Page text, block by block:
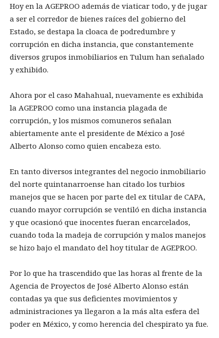
Hoy en la AGEPROO además de viaticar todo, y de jugar
a ser el corredor de bienes raíces del gobierno del
Estado, se destapa la cloaca de podredumbre y
corrupción en dicha instancia, que constantemente
diversos grupos inmobiliarios en Tulum han señalado
y exhibido.
Ahora por el caso Mahahual, nuevamente es exhibida
la AGEPROO como una instancia plagada de
corrupción, y los mismos comuneros señalan
abiertamente ante el presidente de México a José
Alberto Alonso como quien encabeza esto.
En tanto diversos integrantes del negocio inmobiliario
del norte quintanarroense han citado los turbios
manejos que se hacen por parte del ex titular de CAPA,
cuando mayor corrupción se ventiló en dicha instancia
y que ocasionó que inocentes fueran encarcelados,
cuando toda la madeja de corrupción y malos manejos
se hizo bajo el mandato del hoy titular de AGEPROO.
Por lo que ha trascendido que las horas al frente de la
Agencia de Proyectos de José Alberto Alonso están
contadas ya que sus deficientes movimientos y
administraciones ya llegaron a la más alta esfera del
poder en México, y como herencia del chespirato ya fue.